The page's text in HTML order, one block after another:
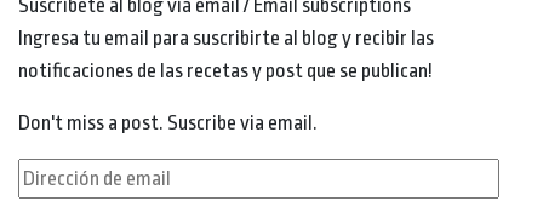
Suscríbete al blog vía email / Email subscriptions
Ingresa tu email para suscribirte al blog y recibir las
notificaciones de las recetas y post que se publican!
Don't miss a post. Suscribe via email.
Dirección